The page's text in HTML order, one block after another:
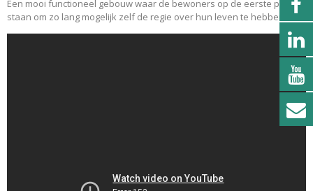
Een mooi functioneel gebouw waar de bewoners op de eerste plek
staan om zo lang mogelijk zelf de regie over hun leven te hebben.